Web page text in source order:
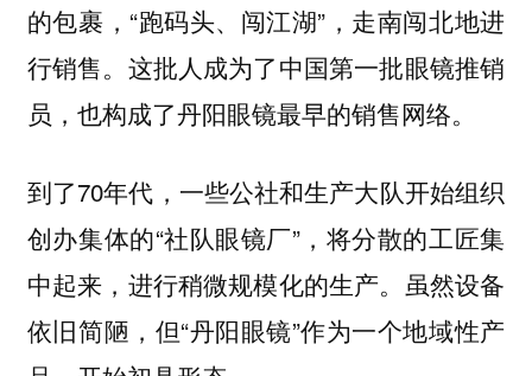
的包裹，“跑码头、闯江湖”，走南闯北地进
行销售。这批人成为了中国第一批眼镜推销
员，也构成了丹阳眼镜最早的销售网络。
到了70年代，一些公社和生产大队开始组织
创办集体的“社队眼镜厂”，将分散的工匠集
中起来，进行稍微规模化的生产。虽然设备
依旧简陋，但“丹阳眼镜”作为一个地域性产